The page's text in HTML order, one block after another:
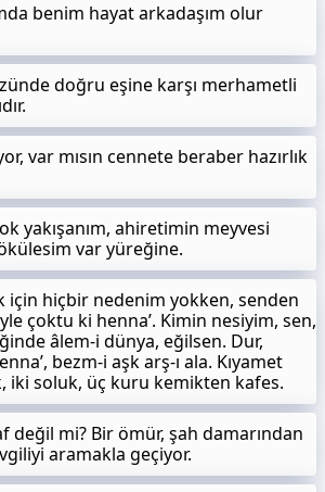
benim hayat arkadaşım olur
doğru eşine karşı merhametli
var mısın cennete beraber hazırlık
yakışanım, ahiretimin meyvesi
var yüreğine.
için hiçbir nedenim yokken, senden
çoktu ki henna’. Kimin nesiyim, sen,
âlem-i dünya, eğilsen. Dur,
bezm-i aşk arş-ı ala. Kıyamet
iki soluk, üç kuru kemikten kafes.
değil mi? Bir ömür, şah damarından
aramakla geçiyor.